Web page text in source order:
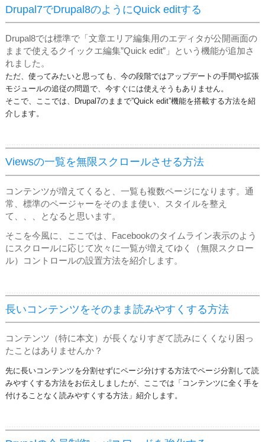
Drupal7でDrupal8のようにQuick editする
Drupal8では標準で「文章エリア編集用のエディタが公開画面の
ままで使えるクイックエ編集”Quick edit”」という機能が追加さ
れました。
ただ、使ってみたいと思っても、今の段階ではアップデートの手間や拡張
モジュールの追従の問題で、今すぐには使えそうもありません。
そこで、ここでは、Drupal7のままで”Quick edit”機能を搭載する方法を紹
介します。
Viewsの一覧を無限スクロールさせる方法
コンテンツが増えてくると、一覧も複数ページになります。通
常、標準のページャーをそのまま使い、スタイルを整え
て、、、となると思います。
そこを今風に、ここでは、Facebookのタイムライン表示のよう
にスクロールに応じて次々に一覧が増えてゆく（無限スクロー
ル）コントロールの設置方法を紹介します。
長いコンテンツをそのまま読みやすくする方法
コンテンツ（特に本文）が長くなりすぎて読みにくくなり困っ
たことはありませんか？
先に長いコンテンツを分割せずにページ分けする方法でページ分割して読
みやすくする方法をお伝えしましたが、ここでは「コンテンツに全く手を
付けることなく読みやすくする方法」紹介します。